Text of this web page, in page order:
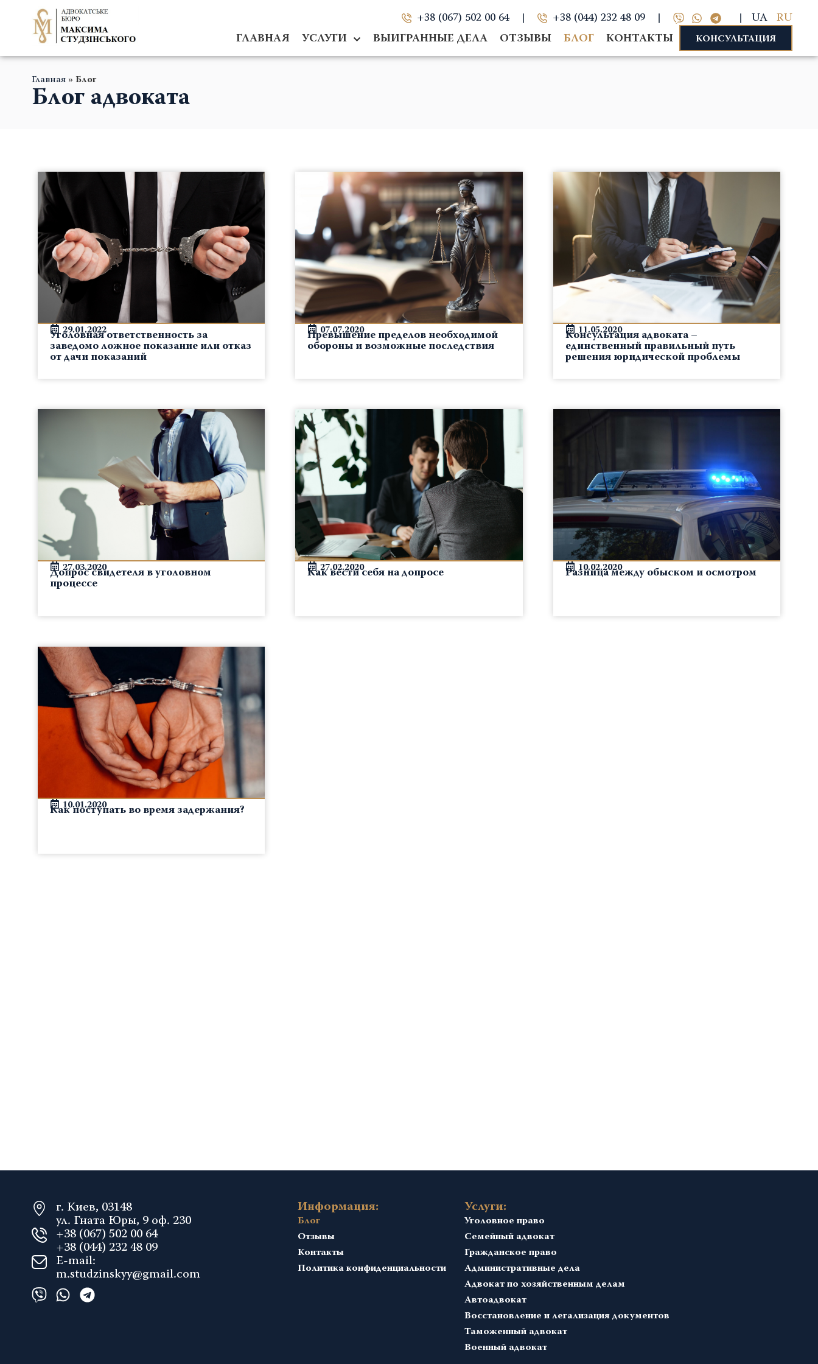
+38 (067) 502 00 64 +38 (044) 232 48 09 UA
RU
ГЛАВНАЯ
УСЛУГИ ВЫИГРАННЫЕ ДЕЛА ОТЗЫВЫ БЛОГ КОНТАКТЫ КОНСУЛЬТАЦИЯ
Главная » Блог
Блог адвоката
29.01.2022
Уголовная ответственность за
заведомо ложное показание или отказ
от дачи показаний
07.07.2020
Превышение пределов необходимой
обороны и возможные последствия
11.05.2020
Консультация адвоката –
единственный правильный путь
решения юридической проблемы
27.03.2020
Допрос свидетеля в уголовном
процессе
27.02.2020
Как вести себя на допросе 10.02.2020
Разница между обыском и осмотром
10.01.2020
Как поступать во время задержания?
г. Киев, 03148
ул. Гната Юры, 9 оф. 230
+38 (067) 502 00 64
+38 (044) 232 48 09
E-mail:
m.studzinskyy@gmail.com
Информация:
Блог
Отзывы
Контакты
Политика конфиденциальности
Услуги:
Уголовное право
Семейный адвокат
Гражданское право
Административные дела
Адвокат по хозяйственным делам
Автоадвокат
Восстановление и легализация документов
Таможенный адвокат
Военный адвокат